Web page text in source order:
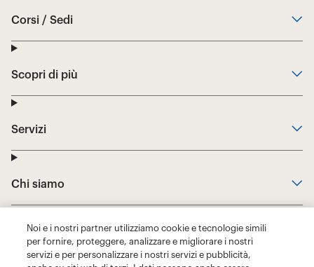
Noi e i nostri partner utilizziamo cookie e tecnologie simili
per fornire, proteggere, analizzare e migliorare i nostri
servizi e per personalizzare i nostri servizi e pubblicità,